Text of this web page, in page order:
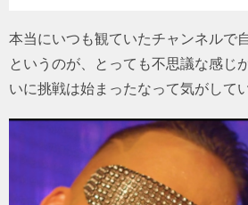
本当にいつも観ていたチャンネルで
というのが、とっても不思議な感じ
いに挑戦は始まったなって気がしてい